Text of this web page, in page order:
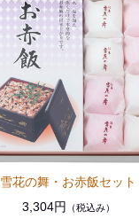
雪花の舞・お赤飯セット
3,304円
（税込み）